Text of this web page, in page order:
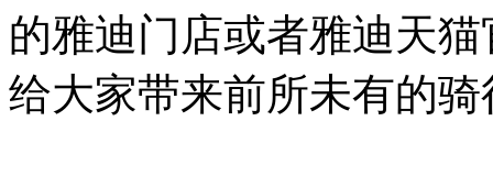
的雅迪门店或者雅迪天
给大家带来前所未有的